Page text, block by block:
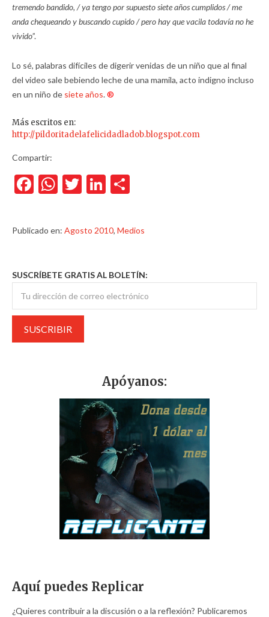
tremendo bandido, / ya tengo por supuesto siete años cumplidos / me
anda chequeando y buscando cupido / pero hay que vacila todavía no he
vivido”.
Lo sé, palabras difíciles de digerir venidas de un niño que al final
del video sale bebiendo leche de una mamila, acto indigno incluso
en un niño de siete años.®
Más escritos en:
http://pildoritadelafelicidadladob.blogspot.com
Compartir:
Facebook
WhatsApp
TwitterLinkedIn
Publicado en: Agosto 2010, Medios
SUSCRÍBETE GRATIS AL BOLETÍN:
Apóyanos:
Aquí puedes Replicar
¿Quieres contribuir a la discusión o a la reflexión? Publicaremos